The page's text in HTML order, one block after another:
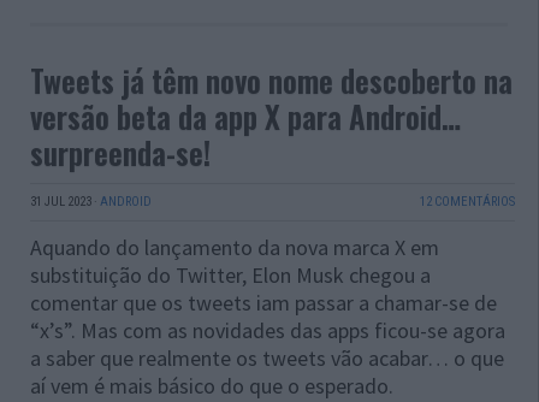
Tweets já têm novo nome descoberto na
versão beta da app X para Android…
surpreenda-se!
31 JUL 2023 · ANDROID 12 COMENTÁRIOS
Aquando do lançamento da nova marca X em
substituição do Twitter, Elon Musk chegou a
comentar que os tweets iam passar a chamar-se de
“x’s”. Mas com as novidades das apps ficou-se agora
a saber que realmente os tweets vão acabar… o que
aí vem é mais básico do que o esperado.